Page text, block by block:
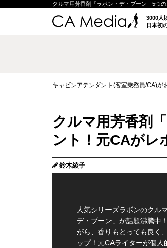
クルマ用芳香剤「ラボン・デ・ブーン」5つ
3000人
日本初
キャビンアテンダント(客室乗務員/CA)
クルマ用芳香剤
ント！元CAがレ
鈴木綾子
人気シリーズラボンのクル
デ・ブーン」が話題沸騰中
がら、香りもとっても良く
ップ！元CAライターが個